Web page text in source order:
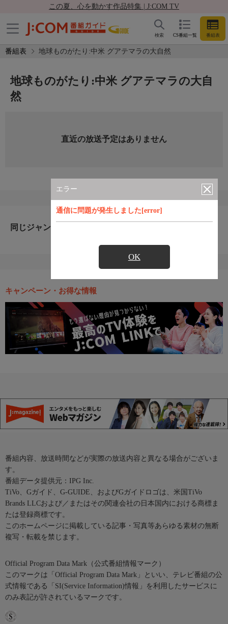
この夏、心を動かす作品特集 | J:COM TV
CS番組一覧 番組表
検索
番組表 地球ものがたり:中米 グアテマラの大自然
エラー
通信に問題が発生しました[error]
OK
地球ものがたり:中米 グアテマラの大自
然
直近の放送予定はありません
同じジャンルのおすすめ番組
キャンペーン・お得な情報
番組内容、放送時間などが実際の放送内容と異なる場合がございま
す。
番組データ提供元：IPG Inc.
TiVo、Gガイド、G-GUIDE、およびGガイドロゴは、米国TiVo
Brands LLCおよび／またはその関連会社の日本国内における商標ま
たは登録商標です。
このホームページに掲載している記事・写真等あらゆる素材の無断
複写・転載を禁じます。
Official Program Data Mark（公式番組情報マーク）
このマークは「Official Program Data Mark」といい、テレビ番組の公
式情報である「SI(Service Information)情報」を利用したサービスに
のみ表記が許されているマークです。